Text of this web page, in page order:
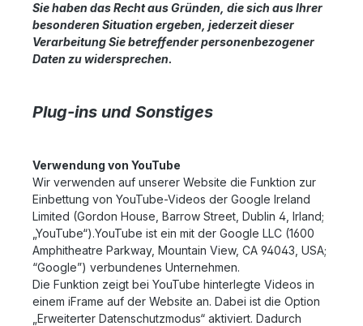
Sie haben das Recht aus Gründen, die sich aus Ihrer
besonderen Situation ergeben, jederzeit dieser
Verarbeitung Sie betreffender personenbezogener
Daten zu widersprechen.
Plug-ins und Sonstiges
Verwendung von YouTube
Wir verwenden auf unserer Website die Funktion zur
Einbettung von YouTube-Videos der Google Ireland
Limited (Gordon House, Barrow Street, Dublin 4, Irland;
„YouTube“).YouTube ist ein mit der Google LLC (1600
Amphitheatre Parkway, Mountain View, CA 94043, USA;
“Google”) verbundenes Unternehmen.
Die Funktion zeigt bei YouTube hinterlegte Videos in
einem iFrame auf der Website an. Dabei ist die Option
„Erweiterter Datenschutzmodus“ aktiviert. Dadurch